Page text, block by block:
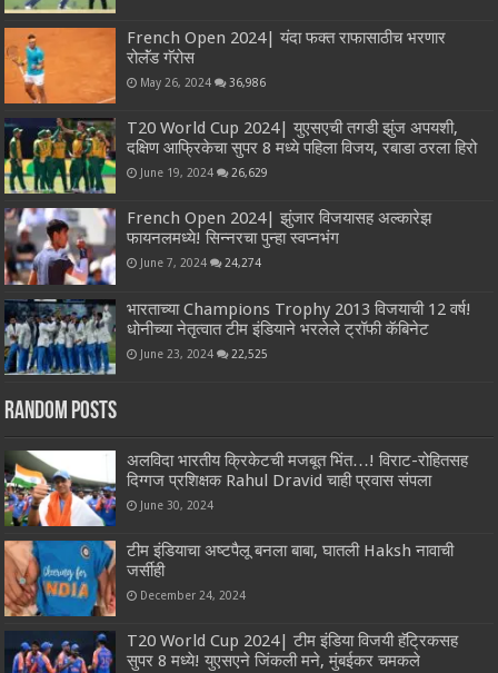
French Open 2024| यंदा फक्त राफासाठीच भरणार
रोलॅंड गॅरोस
May 26, 2024 36,986
T20 World Cup 2024| युएसएची तगडी झुंज अपयशी,
दक्षिण आफ्रिकेचा सुपर 8 मध्ये पहिला विजय, रबाडा ठरला हिरो
June 19, 2024 26,629
French Open 2024| झुंजार विजयासह अल्कारेझ
फायनलमध्ये! सिन्नरचा पुन्हा स्वप्नभंग
June 7, 2024 24,274
भारताच्या Champions Trophy 2013 विजयाची 12 वर्ष!
धोनीच्या नेतृत्वात टीम इंडियाने भरलेले ट्रॉफी कॅबिनेट
June 23, 2024 22,525
Random Posts
अलविदा भारतीय क्रिकेटची मजबूत भिंत…! विराट-रोहितसह
दिग्गज प्रशिक्षक Rahul Dravid चाही प्रवास संपला
June 30, 2024
टीम इंडियाचा अष्टपैलू बनला बाबा, घातली Haksh नावाची
जर्सीही
December 24, 2024
T20 World Cup 2024| टीम इंडिया विजयी हॅट्रिकसह
सुपर 8 मध्ये! युएसएने जिंकली मने, मुंबईकर चमकले